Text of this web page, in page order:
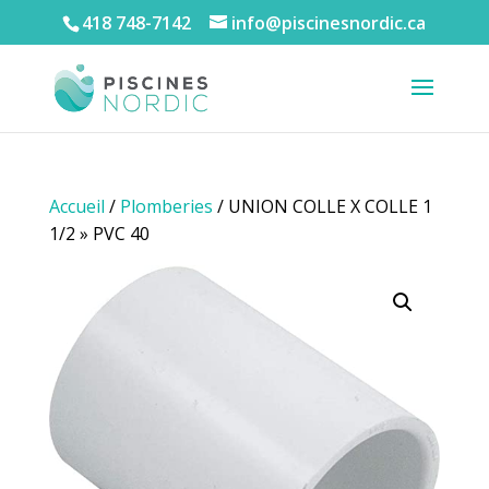
418 748-7142 info@piscinesnordic.ca
Accueil / Plomberies / UNION COLLE X COLLE 1
1/2 » PVC 40